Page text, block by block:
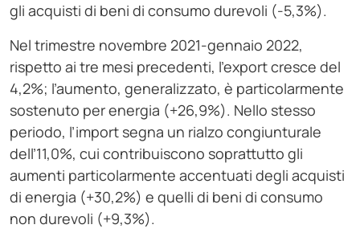
gli acquisti di beni di consumo durevoli (-5,3%).
Nel trimestre novembre 2021-gennaio 2022,
rispetto ai tre mesi precedenti, l’export cresce del
4,2%; l’aumento, generalizzato, è particolarmente
sostenuto per energia (+26,9%). Nello stesso
periodo, l’import segna un rialzo congiunturale
dell’11,0%, cui contribuiscono soprattutto gli
aumenti particolarmente accentuati degli acquisti
di energia (+30,2%) e quelli di beni di consumo
non durevoli (+9,3%).